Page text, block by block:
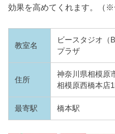
効果を高めてくれます。（※
教室名
ビースタジオ（
プラザ
住所
神奈川県相模原
相模原西橋本店
最寄駅 橋本駅